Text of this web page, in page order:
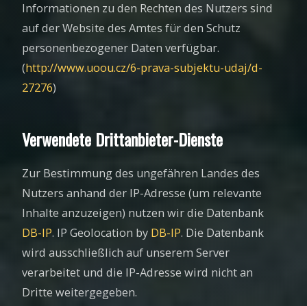
Informationen zu den Rechten des Nutzers sind
auf der Website des Amtes für den Schutz
personenbezogener Daten verfügbar.
(http://www.uoou.cz/6-prava-subjektu-udaj/d-
27276)
Verwendete Drittanbieter-Dienste
Zur Bestimmung des ungefähren Landes des
Nutzers anhand der IP-Adresse (um relevante
Inhalte anzuzeigen) nutzen wir die Datenbank
DB-IP. IP Geolocation by DB-IP. Die Datenbank
wird ausschließlich auf unserem Server
verarbeitet und die IP-Adresse wird nicht an
Dritte weitergegeben.